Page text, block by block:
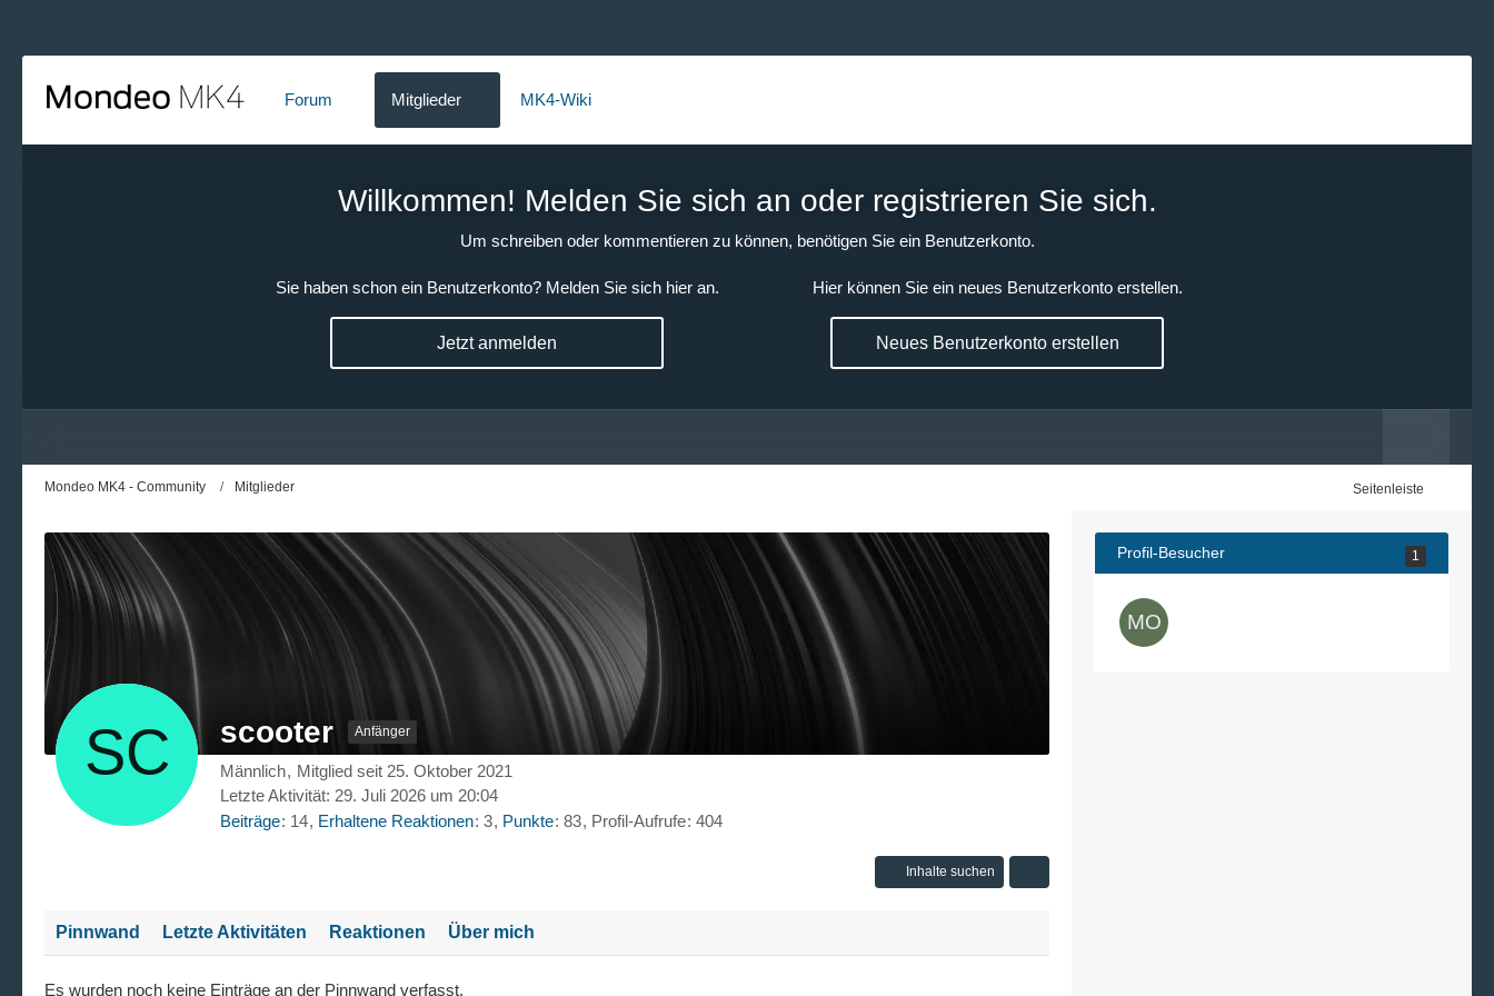
Forum Mitglieder MK4-Wiki
Willkommen! Melden Sie sich an oder registrieren Sie sich.
Um schreiben oder kommentieren zu können, benötigen Sie ein Benutzerkonto.
Sie haben schon ein Benutzerkonto? Melden Sie sich hier an.
Jetzt anmelden
Hier können Sie ein neues Benutzerkonto erstellen.
Neues Benutzerkonto erstellen
Mondeo MK4 - Community Mitglieder Seitenleiste
scooter Anfänger
Männlich
Mitglied seit 25. Oktober 2021
Letzte Aktivität: 29. Juli 2026 um 20:04
Beiträge 14 Erhaltene Reaktionen 3 Punkte 83 Profil-Aufrufe 404
Inhalte suchen
Pinnwand Letzte Aktivitäten Reaktionen Über mich
Es wurden noch keine Einträge an der Pinnwand verfasst.
Profil-Besucher 1